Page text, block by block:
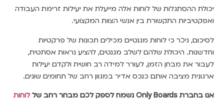
יכולת ההסתגלות של לוחות אלה מייעלת את יעילות זרימת העבודה
ואפקטיביות התקשורת בין אנשי הצוות המקצועי.
לסיכום, ניכר כי לוחות מגנטיים מכילים תכונות של פרקטיות
וחדשנות. היכולת שלהם לשלב מגנטים, להציע נראות אסתטית,
לעבור את מבחן הזמן, לעורר למידה רב חושית ולקדם יעילות
ארגונית מציבה אותם כנכס אדיר במגוון רחב של תחומים שונים.
אנו בחברת Only Boards נשמח לספק לכם מבחר רחב של
לוחות